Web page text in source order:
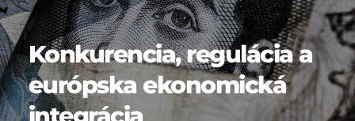
Konkurencia, regulácia a
európska ekonomická